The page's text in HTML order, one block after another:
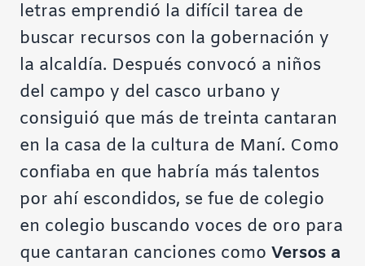
letras emprendió la difícil tarea de
buscar recursos con la gobernación y
la alcaldía. Después convocó a niños
del campo y del casco urbano y
consiguió que más de treinta cantaran
en la casa de la cultura de Maní. Como
confiaba en que habría más talentos
por ahí escondidos, se fue de colegio
en colegio buscando voces de oro para
que cantaran canciones como Versos a